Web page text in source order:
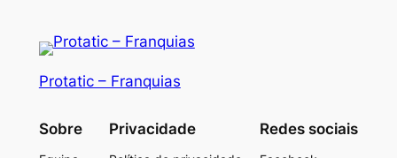
Protatic – Franquias
Sobre Privacidade Redes sociais